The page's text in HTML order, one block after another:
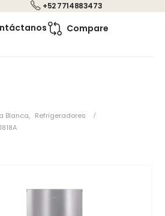
+52 7714883473
Compare
Blanca, Refrigeradores